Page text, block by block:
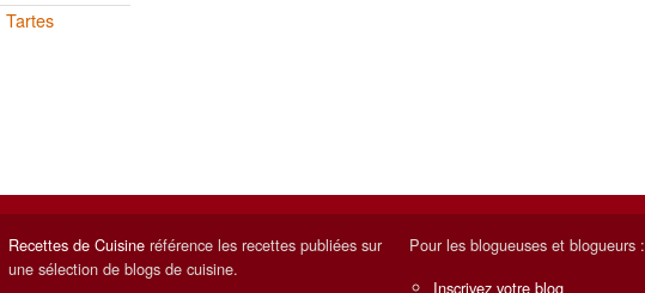
Tartes
Recettes de Cuisine référence les recettes publiées sur
une sélection de blogs de cuisine.
Pour les blogueuses et blogueurs :
Inscrivez votre blog